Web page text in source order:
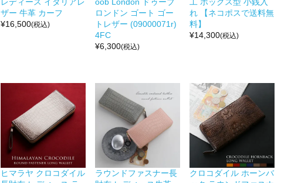
ザー 牛革 カーフ
¥16,500(税込)
ロンドン ゴート ゴー
トレザー (09000071r)
4FC
¥6,300(税込)
れ 【ネコポスで送料無
料】
¥14,300(税込)
ヒマラヤ クロコダイル
ラウンドファスナー長
クロコダイル ホーンバ